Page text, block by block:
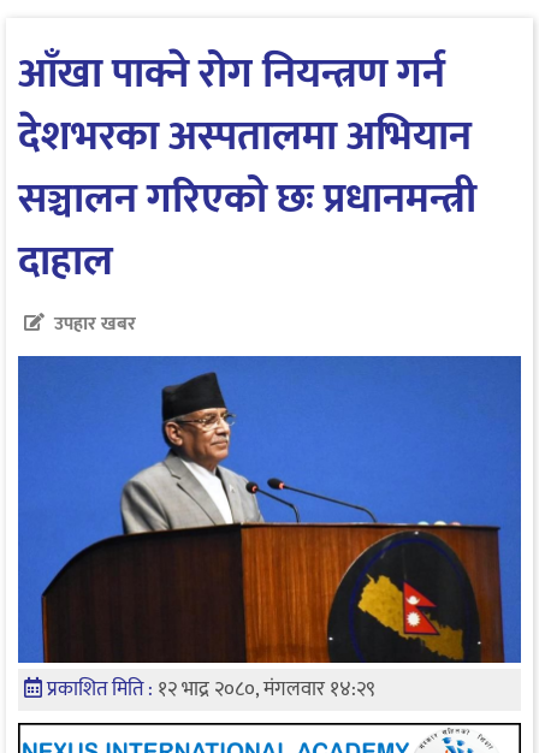
आँखा पाक्ने रोग नियन्त्रण गर्न
देशभरका अस्पतालमा अभियान
सञ्चालन गरिएको छः प्रधानमन्त्री
दाहाल
उपहार खबर
प्रकाशित मिति : १२ भाद्र २०८०, मंगलवार १४:२९